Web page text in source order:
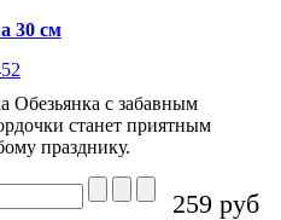
30 см
Обезьянка с забавным
станет приятным
празднику.
259 руб